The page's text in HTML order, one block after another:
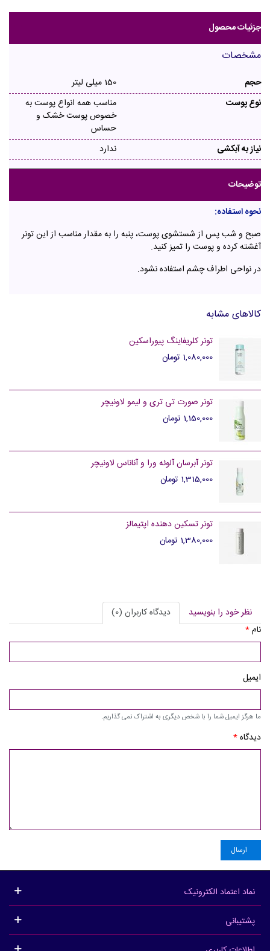
جزئیات محصول
مشخصات
حجم
150 میلی لیتر
نوع پوست
مناسب همه انواع پوست به
خصوص پوست خشک و
حساس
نیاز به آبکشی
ندارد
توضیحات
نحوه استفاده:
صبح و شب پس از شستشوی پوست، پنبه را به مقدار مناسب از این تونر
آغشته کرده و پوست را تمیز کنید.
در نواحی اطراف چشم استفاده نشود.
کالاهای مشابه
تونر کلریفاینگ پیوراسکین
1,080,000 تومان
تونر صورت تی تری و لیمو لاونیچر
1,150,000 تومان
تونر آبرسان آلوئه ورا و آناناس لاونیچر
1,315,000 تومان
تونر تسکین دهنده اپتیمالز
1,380,000 تومان
نظر خود را بنویسید
دیدگاه کاربران (0)
نام*
ایمیل
ما هرگز ایمیل شما را با شخص دیگری به اشتراک نمی گذاریم.
دیدگاه*
ارسال
نماد اعتماد الکترونیک
پشتیبانی